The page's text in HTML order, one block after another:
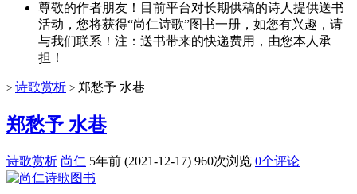
尊敬的作者朋友！目前平台对长期供稿的诗人提供送书
活动，您将获得“尚仁诗歌”图书一册，如您有兴趣，请
与我们联系！注：送书带来的快递费用，由您本人承
担！
> 诗歌赏析 > 郑愁予 水巷
郑愁予 水巷
诗歌赏析 尚仁 5年前 (2021-12-17) 960次浏览 0个评论